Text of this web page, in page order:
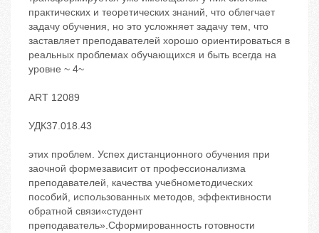
практических и теоретических знаний, что облегчает
задачу обучения, но это усложняет задачу тем, что
заставляет преподавателей хорошо ориентироваться в
реальных проблемах обучающихся и быть всегда на
уровне ~ 4~
ART 12089
УДК37.018.43
этих проблем. Успех дистанционного обучения при
заочной формезависит от профессионализма
преподавателей, качества учебнометодических
пособий, использованных методов, эффективности
обратной связи«студент
‬преподаватель».Сформированность готовности